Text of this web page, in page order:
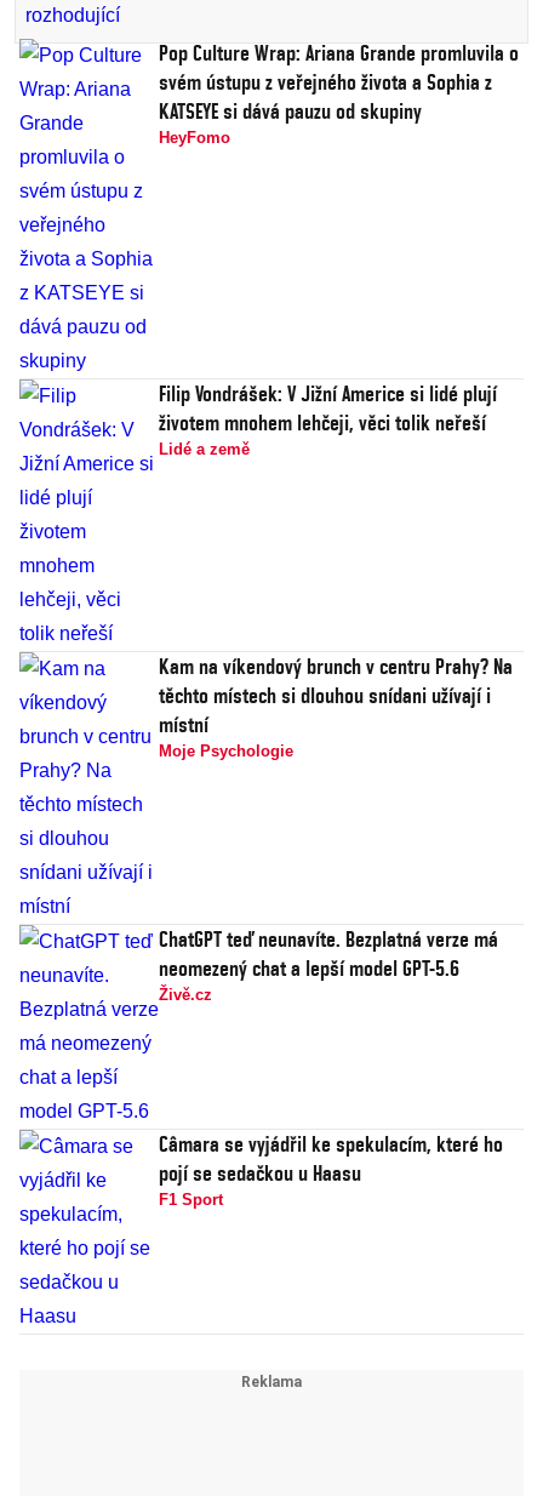
Pop Culture Wrap: Ariana Grande promluvila o
svém ústupu z veřejného života a Sophia z
KATSEYE si dává pauzu od skupiny
HeyFomo
Filip Vondrášek: V Jižní Americe si lidé plují
životem mnohem lehčeji, věci tolik neřeší
Lidé a země
Kam na víkendový brunch v centru Prahy? Na
těchto místech si dlouhou snídani užívají i
místní
Moje Psychologie
ChatGPT teď neunavíte. Bezplatná verze má
neomezený chat a lepší model GPT-5.6
Živě.cz
Câmara se vyjádřil ke spekulacím, které ho
pojí se sedačkou u Haasu
F1 Sport